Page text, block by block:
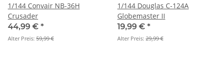
1/144 Convair NB-36H
Crusader
44,99 € *
Alter Preis: 59,99 €
1/144 Douglas C-124A
Globemaster II
19,99 € *
Alter Preis: 29,99 €